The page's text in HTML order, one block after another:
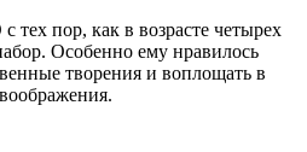
тех пор, как в возрасте четырех
Особенно ему нравилось
творения и воплощать в